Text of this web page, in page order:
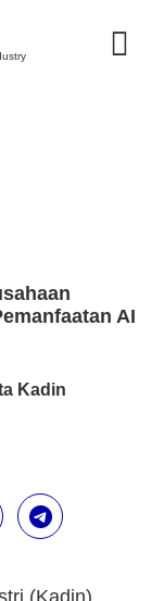
AI
Kadin
(Kadin)